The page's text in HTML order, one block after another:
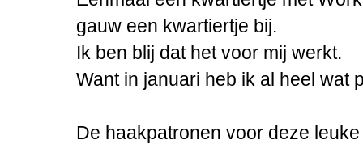
gauw een kwartiertje bij.
Ik ben blij dat het voor mij werkt.
Want in januari heb ik al heel wat
De haakpatronen voor deze